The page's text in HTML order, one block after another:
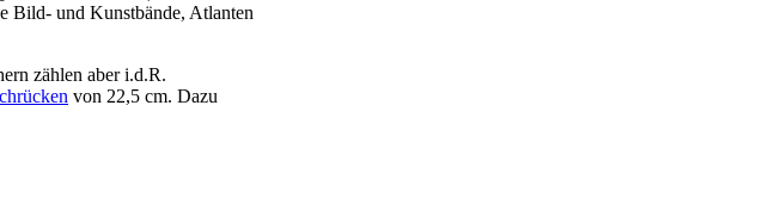
Bild- und Kunstbände, Atlanten
zählen aber i.d.R.
von 22,5 cm. Dazu